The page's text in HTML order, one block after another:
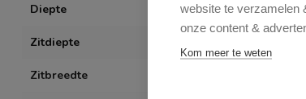
website te verzamelen
onze content &
Kom meer te weten
Diepte 53
Zitdiepte
Zitbreedte